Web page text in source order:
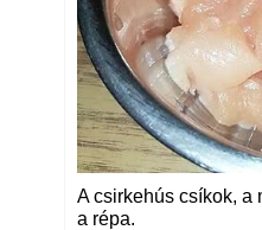
A csirkehús csíkok, a
a répa.